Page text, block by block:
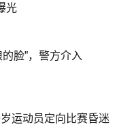
光
脸”，警方介入
运动员定向比赛昏迷